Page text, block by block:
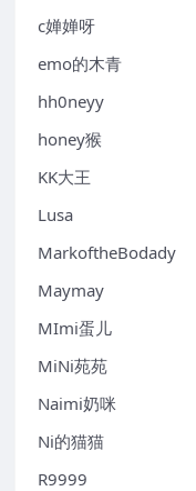
c婵婵呀
emo的木青
hh0neyy
honey猴
KK大王
Lusa
MarkoftheBodady
Maymay
MImi蛋儿
MiNi苑苑
Naimi奶咪
Ni的猫猫
R9999